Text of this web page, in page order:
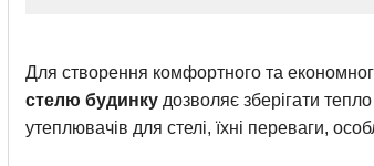
Для створення комфортного та
стелю будинку дозволяє зберігати
утеплювачів для стелі, їхні переваги,